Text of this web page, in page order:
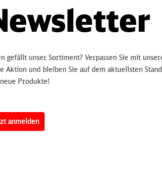
Windlicht für drinnen und
anzuzünden, indem du den
um. So bleibt es gleich vor Witterung und
Windlicht bleibt die Kerze schwerkraftbedingt
Teelicht, das sich schnell und sicher
gefällt unser Sortiment? Verpassen Sie mit
Aktion und bleiben Sie auf dem aktuellsten
Produkte!
anmelden